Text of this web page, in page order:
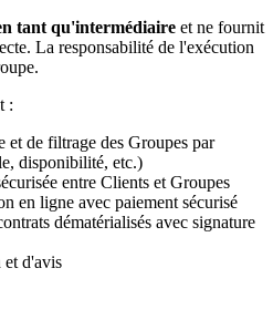
tant qu'intermédiaire et ne fournit
La responsabilité de l'exécution
:
et de filtrage des Groupes par
disponibilité, etc.)
entre Clients et Groupes
en ligne avec paiement sécurisé
dématérialisés avec signature
et d'avis